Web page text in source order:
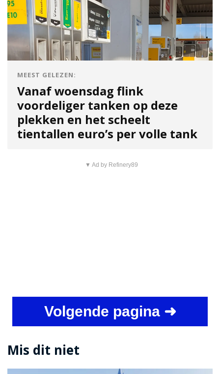
MEEST GELEZEN:
Vanaf woensdag flink
voordeliger tanken op deze
plekken en het scheelt
tientallen euro’s per volle tank
▼ Ad by Refinery89
Volgende pagina ➜
Mis dit niet